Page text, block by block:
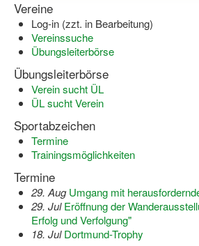
Vereine
Log-in (zzt. in Bearbeitung)
Vereinssuche
Übungsleiterbörse
Übungsleiterbörse
Verein sucht ÜL
ÜL sucht Verein
Sportabzeichen
Termine
Trainingsmöglichkeiten
Termine
29. Aug Umgang mit
29. Jul Eröffnung der
Erfolg und Verfolgung"
18. Jul Dortmund-Trophy